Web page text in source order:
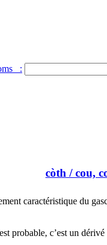
:
còth / cou,
caractéristique du
probable, c’est un